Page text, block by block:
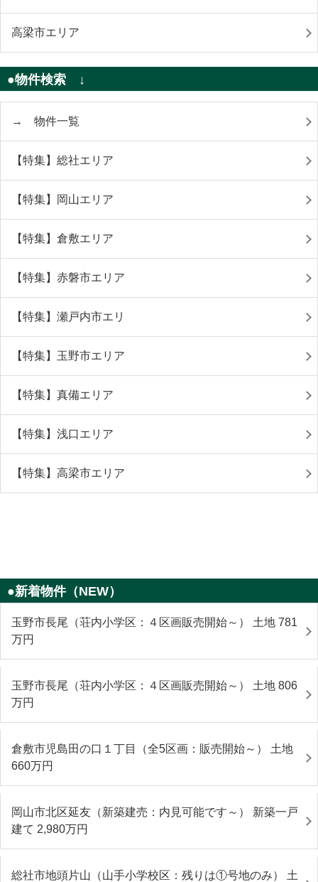
高梁市エリア
●物件検索 ↓
→ 物件一覧
【特集】総社エリア
【特集】岡山エリア
【特集】倉敷エリア
【特集】赤磐市エリア
【特集】瀬戸内市エリ
【特集】玉野市エリア
【特集】真備エリア
【特集】浅口エリア
【特集】高梁市エリア
●新着物件（NEW）
玉野市長尾（荘内小学区：４区画販売開始～） 土地 781
万円
玉野市長尾（荘内小学区：４区画販売開始～） 土地 806
万円
倉敷市児島田の口１丁目（全5区画：販売開始～） 土地
660万円
岡山市北区延友（新築建売：内見可能です～） 新築一戸
建て 2,980万円
総社市地頭片山（山手小学校区：残りは①号地のみ） 土